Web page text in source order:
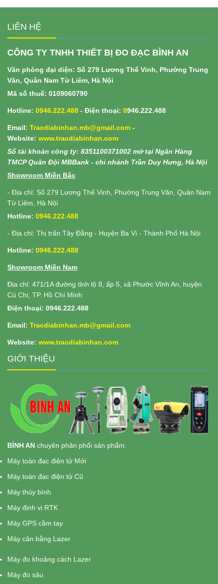
LIÊN HỆ
CÔNG TY TNHH THIẾT BỊ ĐO ĐẠC BÌNH AN
Văn phòng đại diện: Số 279 Lương Thế Vinh, Phường Trung
Văn, Quân Nam Từ Liêm, Hà Nội
Mã số thuế: 0109060790
Hotline: 0946.222.488 - Điện thoại: 0946.222.488
Email: Tracdiabinhan.mb@gmail.com -
Website: www.tracdiabinhan.com
Số tài khoản công ty: 8351100371002 mở tại Ngân Hàng
TMCP Quân Đội MBBank - chi nhánh Trần Duy Hưng, Hà Nội
Showroom Miền Bắc
- Địa chỉ: Số 279 Lương Thế Vinh, Phường Trung Văn, Quân Nam
Từ Liêm, Hà Nội
Hotline: 0946.222.488
- Địa chỉ: Thị trấn Tây Đằng - Huyện Ba Vì - Thành Phố Hà Nội
Hotline: 0946.222.488
Showroom Miền Nam
Địa chỉ: 471/1A đường tỉnh lộ 8, ấp 5, xã Phước Vĩnh An, huyện
Củ Chi, TP. Hồ Chí Minh
Điện thoại: 0946.222.488
Email: Tracdiabinhan.mb@gmail.com
Website: www.tracdiabinhan.com
GIỚI THIỆU
BÌNH AN chuyên phân phối sản phẩm:
Máy toàn đạc điện tử Mới
Máy toàn đạc điện tử Cũ
Máy thủy bình
Máy định vị RTK
Máy GPS cầm tay
Máy cân bằng Lazer
Máy đo khoảng cách Lazer
Máy đo sâu